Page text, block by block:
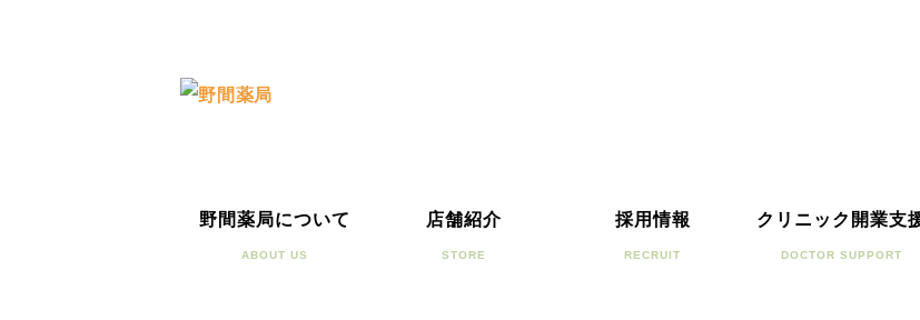
野間薬局について
ABOUT US
店舗紹介
STORE
採用情報
RECRUIT
クリニック開業支
DOCTOR SUPPORT